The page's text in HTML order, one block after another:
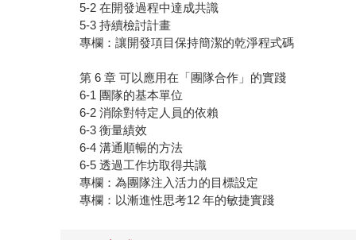
5-2 在開發過程中達成共識
5-3 持續檢討計畫
專欄：讓開發項目保持簡潔的乾淨程式碼
第 6 章 可以應用在「團隊合作」的實踐
6-1 團隊的基本單位
6-2 消除對特定人員的依賴
6-3 衡量績效
6-4 溝通順暢的方法
6-5 透過工作坊取得共識
專欄：為團隊注入活力的目標設定
專欄：以漸進性思考12 年的敏捷實踐